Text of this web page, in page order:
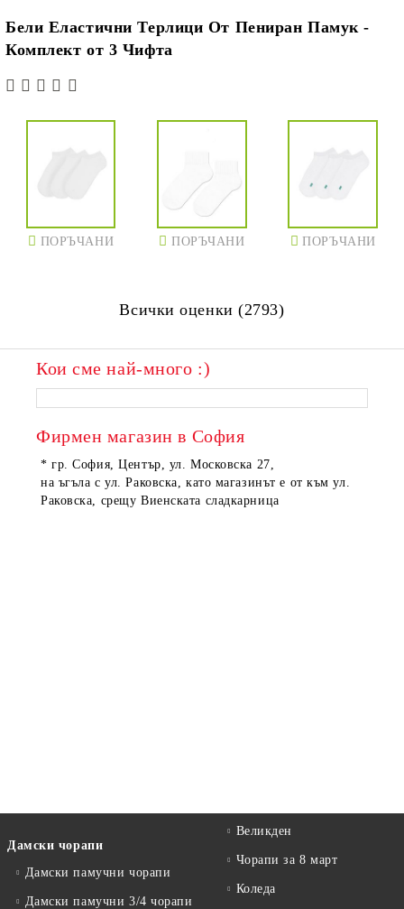
Бели Еластични Терлици От Пениран Памук -
Комплект от 3 Чифта
ПОРЪЧАНИ ПОРЪЧАНИ ПОРЪЧАНИ
Всички оценки (2793)
Кои сме най-много :)
Фирмен магазин в София
* гр. София, Център, ул. Московска 27,
на ъгъла с ул. Раковска, като магазинът е от към ул.
Раковска, срещу Виенската сладкарница
Дамски чорапи
Дамски памучни чорапи
Дамски памучни 3/4 чорапи
Великден
Чорапи за 8 март
Коледа